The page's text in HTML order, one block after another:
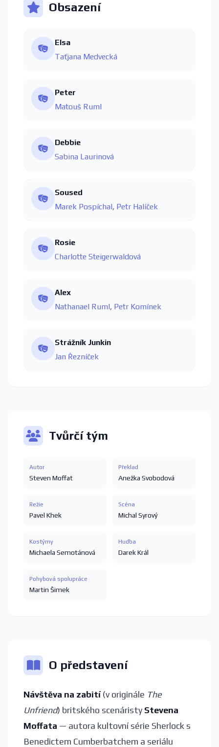
Obsazení
Elsa
Taťjana Medvecká
Peter
Matouš Ruml
Debbie
Sabina Laurinová
Soused
Marek Pospíchal, Petr Halíček
Rosie
Charlotte Steigerwaldová
Alex
Nathanael Ruml, Petr Komínek
Strážník Junkin
Jan Řezníček
Tvůrčí tým
Autor
Steven Moffat
Překlad
Anežka Svobodová
Režie
Pavel Khek
Scéna
Michal Syrový
Kostýmy
Michaela Semotánová
Hudba
Darek Král
Pohybová spolupráce
Martin Šimek
O představení
Návštěva na zabití(v originále The
Unfriend) britského scenáristy Stevena
Moffata — autora kultovní série Sherlock s
Benedictem Cumberbatchem a seriálu